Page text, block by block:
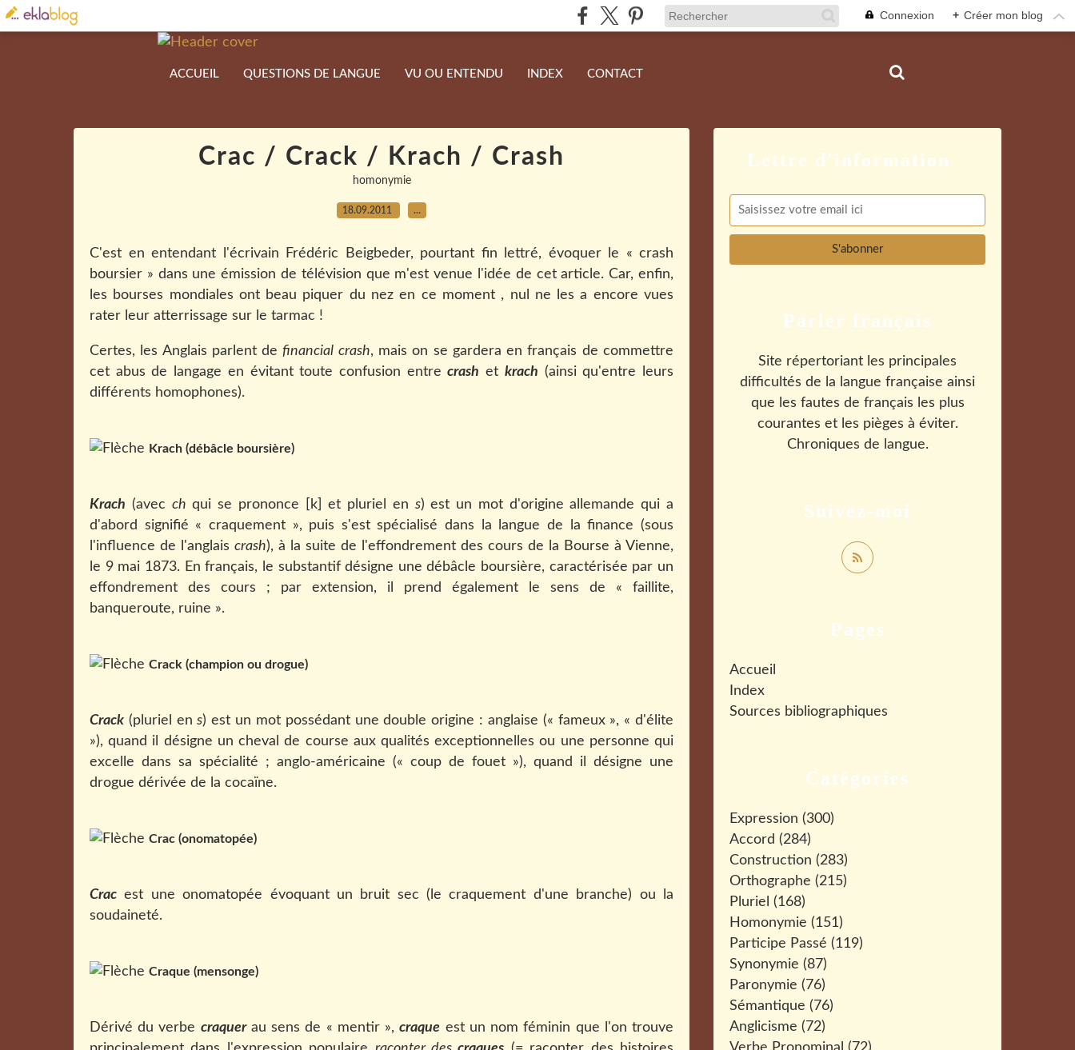
Connexion + Créer mon blog
ACCUEIL QUESTIONS DE LANGUE VU OU ENTENDU INDEX CONTACT
Crac / Crack / Krach / Crash
homonymie
18.09.2011 …
C'est en entendant l'écrivain Frédéric Beigbeder, pourtant fin lettré, évoquer le « crash
boursier » dans une émission de télévision que m'est venue l'idée de cet article. Car, enfin,
les bourses mondiales ont beau piquer du nez en ce moment , nul ne les a encore vues
rater leur atterrissage sur le tarmac !
Certes, les Anglais parlent definancial crash, mais on se gardera en français de commettre
cet abus de langage en évitant toute confusion entrecrash et krach (ainsi qu'entre leurs
différents homophones).
Krach (débâcle boursière)
Krach (avec ch qui se prononce [k] et pluriel en s) est un mot d'origine allemande qui a
d'abord signifié « craquement », puis s'est spécialisé dans la langue de la finance (sous
l'influence de l'anglais crash), à la suite de l'effondrement des cours de la Bourse à Vienne,
le 9 mai 1873. En français, le substantif désigne une débâcle boursière, caractérisée par un
effondrement des cours ; par extension, il prend également le sens de « faillite,
banqueroute, ruine ».
Crack (champion ou drogue)
Crack (pluriel ens) est un mot possédant une double origine : anglaise (« fameux », « d'élite
»), quand il désigne un cheval de course aux qualités exceptionnelles ou une personne qui
excelle dans sa spécialité ; anglo-américaine (« coup de fouet »), quand il désigne une
drogue dérivée de la cocaïne.
Crac (onomatopée)
Crac est une onomatopée évoquant un bruit sec (le craquement d'une branche) ou la
soudaineté.
Craque (mensonge)
Dérivé du verbe craquerau sens de « mentir »,craque est un nom féminin que l'on trouve
Catégories
Expression (300)
Accord (284)
Construction (283)
Orthographe (215)
Pluriel (168)
Homonymie (151)
Participe Passé (119)
Synonymie (87)
Paronymie (76)
Sémantique (76)
Anglicisme (72)
Pages
Accueil
Index
Sources bibliographiques
Suivez-moi
Parler français
Site répertoriant les principales
difficultés de la langue française ainsi
que les fautes de français les plus
courantes et les pièges à éviter.
Chroniques de langue.